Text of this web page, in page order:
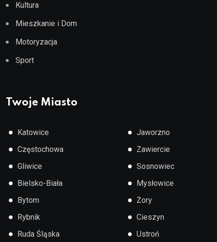
Kultura
Mieszkanie i Dom
Motoryzacja
Sport
Twoje Miasto
● Katowice
● Częstochowa
● Gliwice
● Bielsko-Biała
● Bytom
● Rybnik
● Ruda Śląska
● Jaworzno
● Zawiercie
● Sosnowiec
● Mysłowice
● Żory
● Cieszyn
● Ustroń